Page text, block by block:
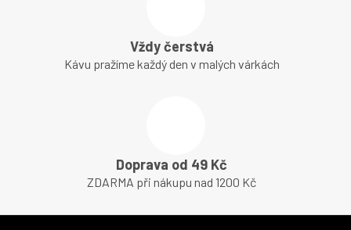
Vždy čerstvá
Kávu pražíme každý den v malých várkách
Doprava od 49 Kč
ZDARMA při nákupu nad 1200 Kč